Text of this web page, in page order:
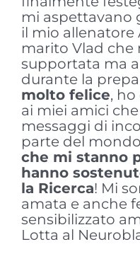
mi aspettavano
il mio allenatore
marito Vlad che
supportata ma
durante la
molto felice,
ai miei amici
messaggi di
parte del
che mi stanno
hanno
la Ricerca! Mi
amata e anche
sensibilizzato
Lotta al